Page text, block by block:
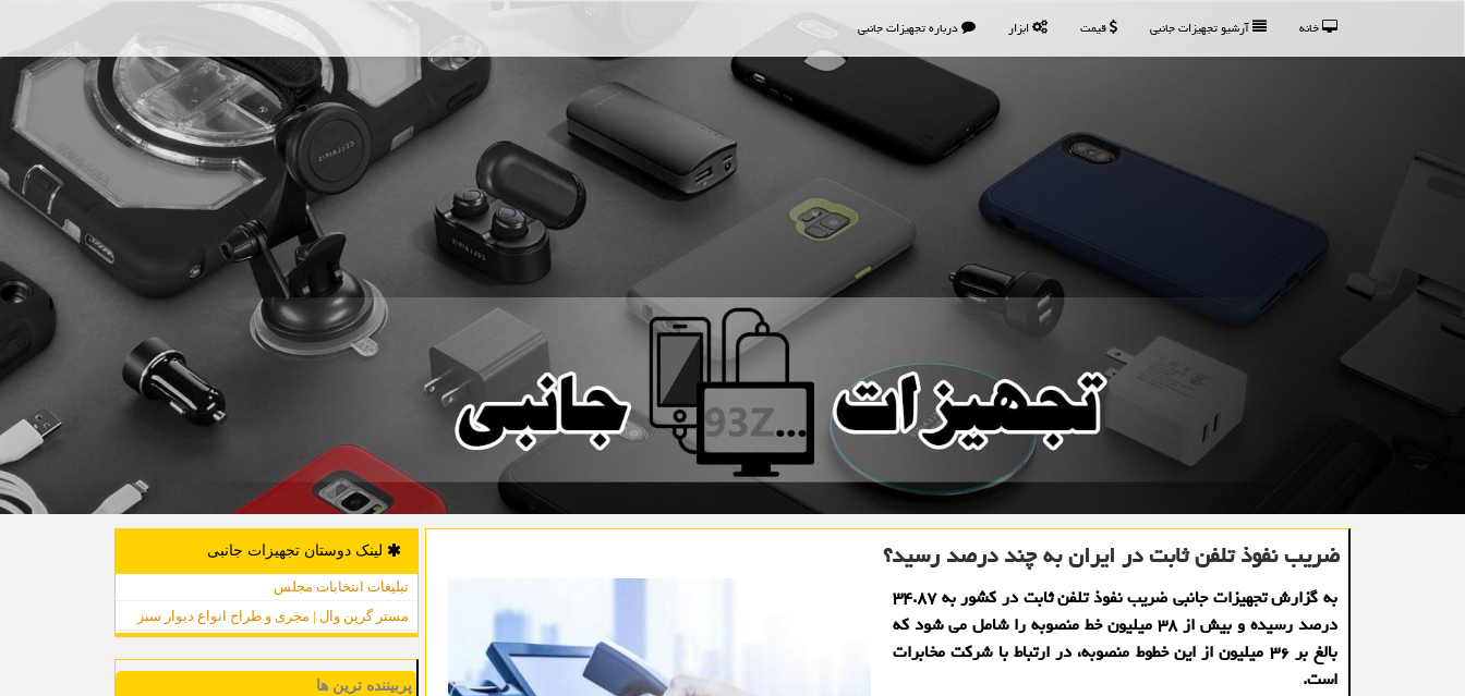
خانه آرشیو تجهیزات جانبی قیمت ابزار درباره تجهیزات جانبی
ضریب نفوذ تلفن ثابت در ایران به چند درصد رسید؟
به گزارش تجهیزات جانبی ضریب نفوذ تلفن ثابت در کشور به ۳۴.۸۷
درصد رسیده و بیش از ۳۸ میلیون خط منصوبه را شامل می شود که
بالغ بر ۳۶ میلیون از این خطوط منصوبه، در ارتباط با شرکت مخابرات
است.
لینک دوستان تجهیزات جانبی
تبلیغات انتخابات مجلس
مستر گرین وال | مجری و طراح انواع دیوار سبز
پربیننده ترین ها